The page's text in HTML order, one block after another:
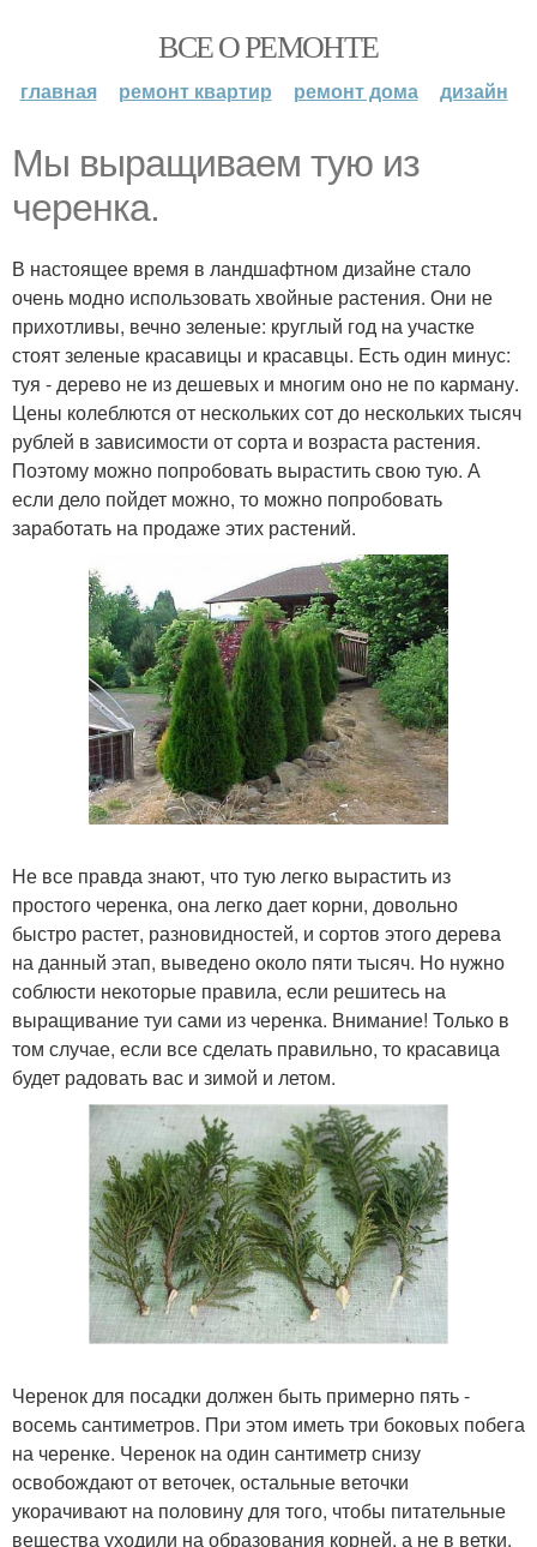
ВСЕ О РЕМОНТЕ
главная ремонт квартир ремонт дома дизайн
Мы выращиваем тую из
черенка.
В настоящее время в ландшафтном дизайне стало
очень модно использовать хвойные растения. Они не
прихотливы, вечно зеленые: круглый год на участке
стоят зеленые красавицы и красавцы. Есть один минус:
туя - дерево не из дешевых и многим оно не по карману.
Цены колеблются от нескольких сот до нескольких тысяч
рублей в зависимости от сорта и возраста растения.
Поэтому можно попробовать вырастить свою тую. А
если дело пойдет можно, то можно попробовать
заработать на продаже этих растений.
Не все правда знают, что тую легко вырастить из
простого черенка, она легко дает корни, довольно
быстро растет, разновидностей, и сортов этого дерева
на данный этап, выведено около пяти тысяч. Но нужно
соблюсти некоторые правила, если решитесь на
выращивание туи сами из черенка. Внимание! Только в
том случае, если все сделать правильно, то красавица
будет радовать вас и зимой и летом.
Черенок для посадки должен быть примерно пять -
восемь сантиметров. При этом иметь три боковых побега
на черенке. Черенок на один сантиметр снизу
освобождают от веточек, остальные веточки
укорачивают на половину для того, чтобы питательные
вещества уходили на образования корней, а не в ветки.